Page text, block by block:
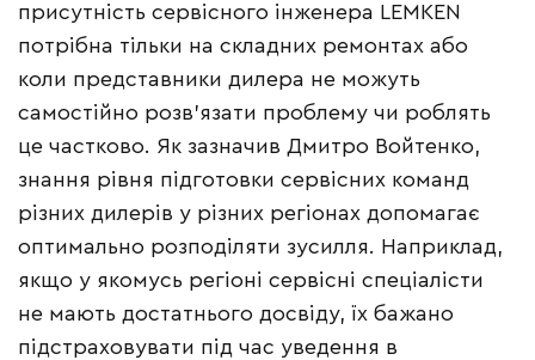
присутність сервісного інженера LEMKEN
потрібна тільки на складних ремонтах або
коли представники дилера не можуть
самостійно розв’язати проблему чи роблять
це частково. Як зазначив Дмитро Войтенко,
знання рівня підготовки сервісних команд
різних дилерів у різних регіонах допомагає
оптимально розподіляти зусилля. Наприклад,
якщо у якомусь регіоні сервісні спеціалісти
не мають достатнього досвіду, їх бажано
підстраховувати під час уведення в